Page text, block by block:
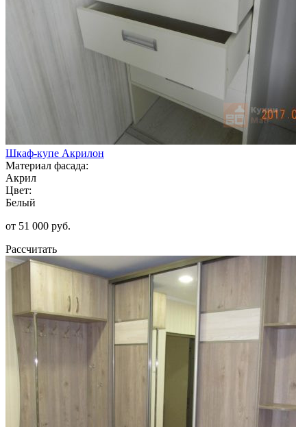
Шкаф-купе Акрилон
Материал фасада:
Акрил
Цвет:
Белый
от 51 000 руб.
Рассчитать